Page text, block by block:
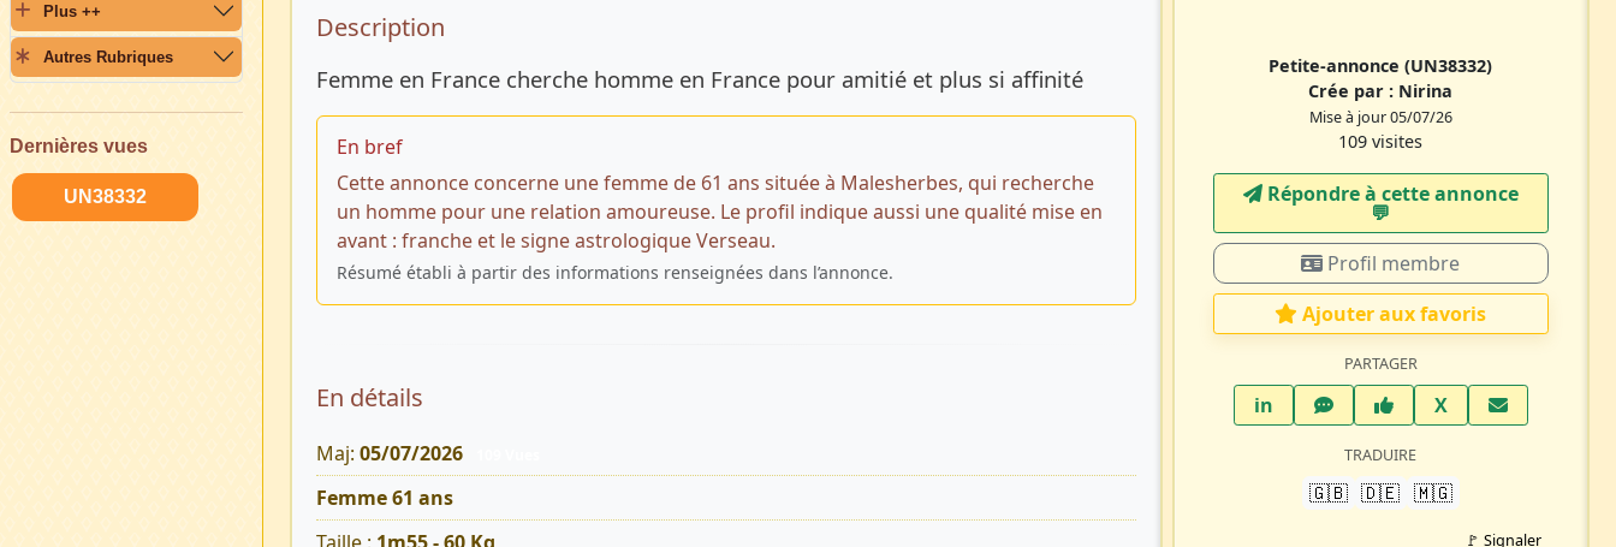
Plus ++
Autres Rubriques
Dernières vues
UN38332
Description de l’annonce
Description
Femme en France cherche homme en France pour amitié et plus si affinité
En bref
Cette annonce concerne une femme de 61 ans située à Malesherbes, qui recherche
un homme pour une relation amoureuse. Le profil indique aussi une qualité mise en
avant : franche et le signe astrologique Verseau.
Résumé établi à partir des informations renseignées dans l’annonce.
En détails
Maj: 05/07/2026
Femme 61 ans
Petite-annonce(UN38332)
Crée par : Nirina
Mise à jour 05/07/26
109 visites
Répondre à cette annonce
💬​
Profil membre
Ajouter aux favoris
PARTAGER
inLinkedInWhatsAppFacebook
XTwitter X
TRADUIRE
🇬🇧 🇩🇪 🇲🇬
🚩 Signaler